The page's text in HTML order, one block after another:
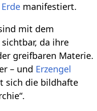
Erde manifestiert.
mit dem
da ihre
greifbaren Materie.
– und Erzengel
sich die bildhafte